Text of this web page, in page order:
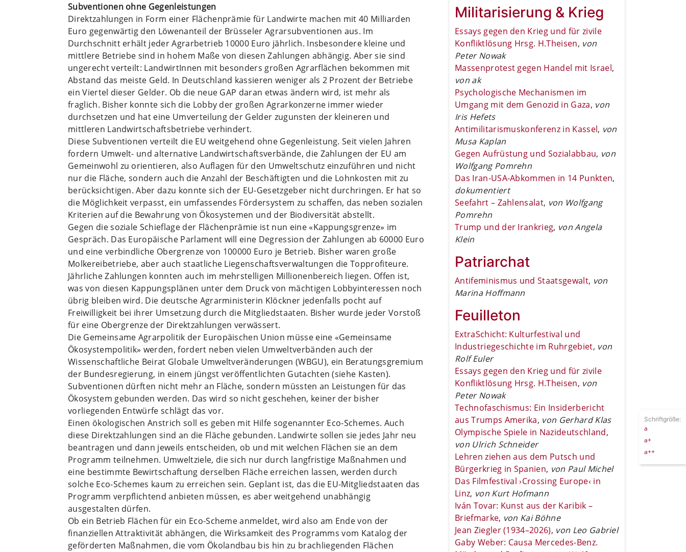
Subventionen ohne Gegenleistungen
Direktzahlungen in Form einer Flächenprämie für Landwirte machen mit 40 Milliarden
Euro gegenwärtig den Löwenanteil der Brüsseler Agrarsubventionen aus. Im
Durchschnitt erhält jeder Agrarbetrieb 10000 Euro jährlich. Insbesondere kleine und
mittlere Betriebe sind in hohem Maße von diesen Zahlungen abhängig. Aber sie sind
ungerecht verteilt: LandwirtInnen mit besonders großen Agrarflächen bekommen mit
Abstand das meiste Geld. In Deutschland kassieren weniger als 2 Prozent der Betriebe
ein Viertel dieser Gelder. Ob die neue GAP daran etwas ändern wird, ist mehr als
fraglich. Bisher konnte sich die Lobby der großen Agrarkonzerne immer wieder
durchsetzen und hat eine Umverteilung der Gelder zugunsten der kleineren und
mittleren Landwirtschaftsbetriebe verhindert.
Diese Subventionen verteilt die EU weitgehend ohne Gegenleistung. Seit vielen Jahren
fordern Umwelt- und alternative Landwirtschaftsverbände, die Zahlungen der EU am
Gemeinwohl zu orientieren, also Auflagen für den Umweltschutz einzuführen und nicht
nur die Fläche, sondern auch die Anzahl der Beschäftigten und die Lohnkosten mit zu
berücksichtigen. Aber dazu konnte sich der EU-Gesetzgeber nicht durchringen. Er hat so
die Möglichkeit verpasst, ein umfassendes Fördersystem zu schaffen, das neben sozialen
Kriterien auf die Bewahrung von Ökosystemen und der Biodiversität abstellt.
Gegen die soziale Schieflage der Flächenprämie ist nun eine «Kappungsgrenze» im
Gespräch. Das Europäische Parlament will eine Degression der Zahlungen ab 60000 Euro
und eine verbindliche Obergrenze von 100000 Euro je Betrieb. Bisher waren große
Molkereibetriebe, aber auch staatliche Liegenschaftsverwaltungen die Topprofiteure.
Jährliche Zahlungen konnten auch im mehrstelligen Millionenbereich liegen. Offen ist,
was von diesen Kappungsplänen unter dem Druck von mächtigen Lobbyinteressen noch
übrig bleiben wird. Die deutsche Agrarministerin Klöckner jedenfalls pocht auf
Freiwilligkeit bei ihrer Umsetzung durch die Mitgliedstaaten. Bisher wurde jeder Vorstoß
für eine Obergrenze der Direktzahlungen verwässert.
Die Gemeinsame Agrarpolitik der Europäischen Union müsse eine «Gemeinsame
Ökosystempolitik» werden, fordert neben vielen Umweltverbänden auch der
Wissenschaftliche Beirat Globale Umweltveränderungen (WBGU), ein Beratungsgremium
der Bundesregierung, in einem jüngst veröffentlichten Gutachten (siehe Kasten).
Subventionen dürften nicht mehr an Fläche, sondern müssten an Leistungen für das
Ökosystem gebunden werden. Das wird so nicht geschehen, keiner der bisher
vorliegenden Entwürfe schlägt das vor.
Einen ökologischen Anstrich soll es geben mit Hilfe sogenannter Eco-Schemes. Auch
diese Direktzahlungen sind an die Fläche gebunden. Landwirte sollen sie jedes Jahr neu
beantragen und dann jeweils entscheiden, ob und mit welchen Flächen sie an dem
Programm teilnehmen. Umweltziele, die sich nur durch langfristige Maßnahmen und
eine bestimmte Bewirtschaftung derselben Fläche erreichen lassen, werden durch
solche Eco-Schemes kaum zu erreichen sein. Geplant ist, das die EU-Mitgliedstaaten das
Programm verpflichtend anbieten müssen, es aber weitgehend unabhängig
ausgestalten dürfen.
Ob ein Betrieb Flächen für ein Eco-Scheme anmeldet, wird also am Ende von der
finanziellen Attraktivität abhängen, die Wirksamkeit des Programms vom Katalog der
geförderten Maßnahmen, die vom Ökolandbau bis hin zu brachliegenden Flächen
Militarisierung & Krieg
Essays gegen den Krieg und für zivile
Konfliktlösung Hrsg. H.Theisen, von
Peter Nowak
Massenprotest gegen Handel mit Israel,
von ak
Psychologische Mechanismen im
Umgang mit dem Genozid in Gaza, von
Iris Hefets
Antimilitarismuskonferenz in Kassel, von
Musa Kaplan
Gegen Aufrüstung und Sozialabbau, von
Wolfgang Pomrehn
Das Iran-USA-Abkommen in 14 Punkten,
dokumentiert
Seefahrt – Zahlensalat, von Wolfgang
Pomrehn
Trump und der Irankrieg, von Angela
Klein
Patriarchat
Antifeminismus und Staatsgewalt, von
Marina Hoffmann
Feuilleton
ExtraSchicht: Kulturfestival und
Industriegeschichte im Ruhrgebiet, von
Rolf Euler
Essays gegen den Krieg und für zivile
Konfliktlösung Hrsg. H.Theisen, von
Peter Nowak
Technofaschismus: Ein Insiderbericht
aus Trumps Amerika, von Gerhard Klas
Olympische Spiele in Nazideutschland,
von Ulrich Schneider
Lehren ziehen aus dem Putsch und
Bürgerkrieg in Spanien, von Paul Michel
Das Filmfestival ›Crossing Europe‹ in
Linz, von Kurt Hofmann
Iván Tovar: Kunst aus der Karibik –
Briefmarke, von Kai Böhne
Jean Ziegler (1934–2026), von Leo Gabriel
Gaby Weber: Causa Mercedes-Benz.
Schriftgröße:
a
a+
a++